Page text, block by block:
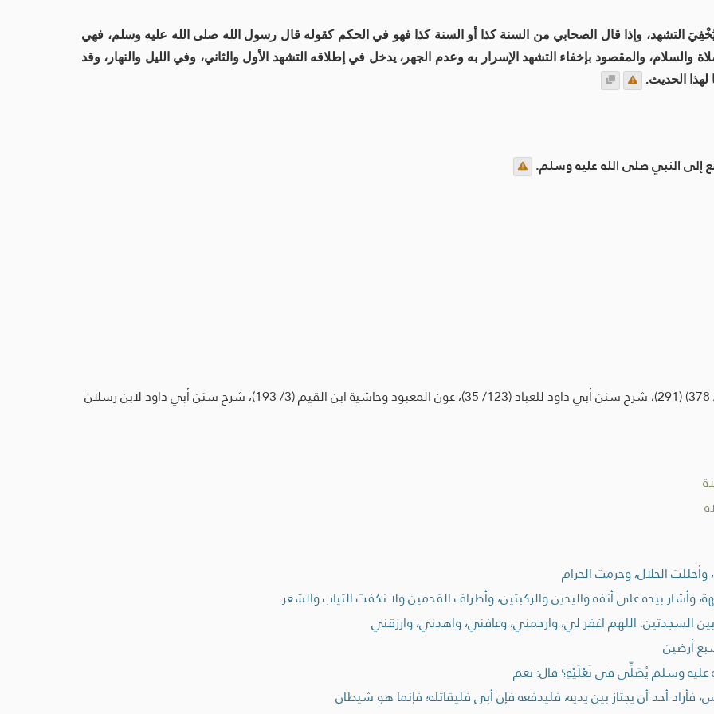
التشهد، وإذا قال الصحابي من السنة كذا أو السنة كذا فهو في الحكم كقوله قال رسول الله صلى الله عليه وسلم، فهي
والسلام، والمقصود بإخفاء التشهد الإسرار به وعدم الجهر، يدخل في إطلاقه التشهد الأول والثاني، وفي الليل والنهار، وقد
لهذا الحديث.
النبي صلى الله عليه وسلم.
سنن أبي داود (2/ 230) (986)، سنن الترمذي (1/ 378) (291)، شرح سنن أبي داود للعباد (123/ 35)، عون المعبود وحاشية ابن القيم (3/ 193)، شرح سنن أبي داود لابن رسلان
الحلال، وحرمت الحرام
بيده على أنفه واليدين والركبتين، وأطراف القدمين ولا نكفت الثياب والشعر
السجدتين: اللهم اغفر لي، وارحمني، وعافني، واهدني، وارزقني
أرضين
وسلم يُصَلِّي في نَعْلَيْهِ؟ قال: نعم
أحد أن يجتاز بين يديه، فليدفعه فإن أبى فليقاتله؛ فإنما هو شيطان